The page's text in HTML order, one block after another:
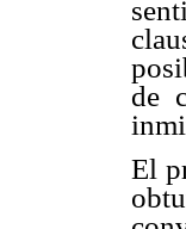
de
El